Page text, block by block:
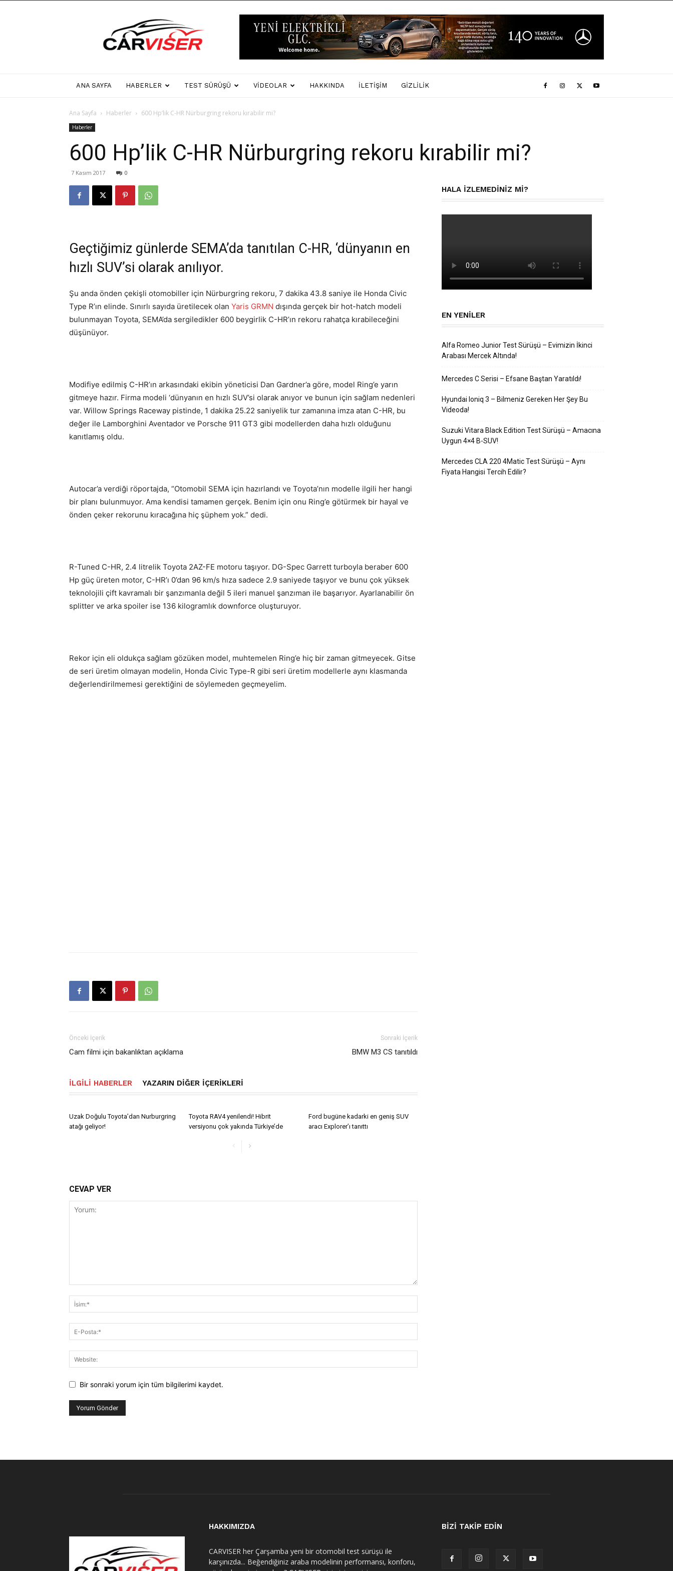
Carviser
ANA SAYFA HABERLER TEST SÜRÜŞÜ VIDEOLAR HAKKINDA İLETIŞIM GIZLILIK
Ana Sayfa Haberler 600 Hp’lik C-HR Nürburgring rekoru kırabilir mi?
Haberler
600 Hp’lik C-HR Nürburgring rekoru kırabilir mi?
7 Kasım 2017 0
Geçtiğimiz günlerde SEMA’da tanıtılan C-HR, ‘dünyanın en
hızlı SUV’si olarak anılıyor.
Şu anda önden çekişli otomobiller için Nürburgring rekoru, 7 dakika 43.8 saniye ile Honda Civic
Type R’ın elinde. Sınırlı sayıda üretilecek olan Yaris GRMN dışında gerçek bir hot-hatch modeli
bulunmayan Toyota, SEMA’da sergiledikler 600 beygirlik C-HR’ın rekoru rahatça kırabileceğini
düşünüyor.
Modifiye edilmiş C-HR’ın arkasındaki ekibin yöneticisi Dan Gardner’a göre, model Ring’e yarın
gitmeye hazır. Firma modeli ‘dünyanın en hızlı SUV’si olarak anıyor ve bunun için sağlam nedenleri
var. Willow Springs Raceway pistinde, 1 dakika 25.22 saniyelik tur zamanına imza atan C-HR, bu
değer ile Lamborghini Aventador ve Porsche 911 GT3 gibi modellerden daha hızlı olduğunu
kanıtlamış oldu.
Autocar’a verdiği röportajda, “Otomobil SEMA için hazırlandı ve Toyota’nın modelle ilgili her hangi
bir planı bulunmuyor. Ama kendisi tamamen gerçek. Benim için onu Ring’e götürmek bir hayal ve
önden çeker rekorunu kıracağına hiç şüphem yok.” dedi.
R-Tuned C-HR, 2.4 litrelik Toyota 2AZ-FE motoru taşıyor. DG-Spec Garrett turboyla beraber 600
Hp güç üreten motor, C-HR’ı 0’dan 96 km/s hıza sadece 2.9 saniyede taşıyor ve bunu çok yüksek
teknolojili çift kavramalı bir şanzımanla değil 5 ileri manuel şanzıman ile başarıyor. Ayarlanabilir ön
splitter ve arka spoiler ise 136 kilogramlık downforce oluşturuyor.
Rekor için eli oldukça sağlam gözüken model, muhtemelen Ring’e hiç bir zaman gitmeyecek. Gitse
de seri üretim olmayan modelin, Honda Civic Type-R gibi seri üretim modellerle aynı klasmanda
değerlendirilmemesi gerektiğini de söylemeden geçmeyelim.
Önceki İçerik
Cam filmi için bakanlıktan açıklama
Sonraki İçerik
BMW M3 CS tanıtıldı
İLGILI HABERLER YAZARIN DIĞER İÇERIKLERI
Uzak Doğulu Toyota’dan Nurburgring
atağı geliyor!
Toyota RAV4 yenilendi! Hibrit
versiyonu çok yakında Türkiye’de
Ford bugüne kadarki en geniş SUV
aracı Explorer’ı tanıttı
CEVAP VER
Bir sonraki yorum için tüm bilgilerimi kaydet.
HALA IZLEMEDINIZ MI?
EN YENILER
Alfa Romeo Junior Test Sürüşü – Evimizin İkinci
Arabası Mercek Altında!
Mercedes C Serisi – Efsane Baştan Yaratıldı!
Hyundai Ioniq 3 – Bilmeniz Gereken Her Şey Bu
Videoda!
Suzuki Vitara Black Edition Test Sürüşü – Amacına
Uygun 4×4 B-SUV!
Mercedes CLA 220 4Matic Test Sürüşü – Aynı
Fiyata Hangisi Tercih Edilir?
HAKKIMIZDA
CARVISER her Çarşamba yeni bir otomobil test sürüşü ile
karşınızda... Beğendiğiniz araba modelinin performansı, konforu,
BİZİ TAKİP EDİN